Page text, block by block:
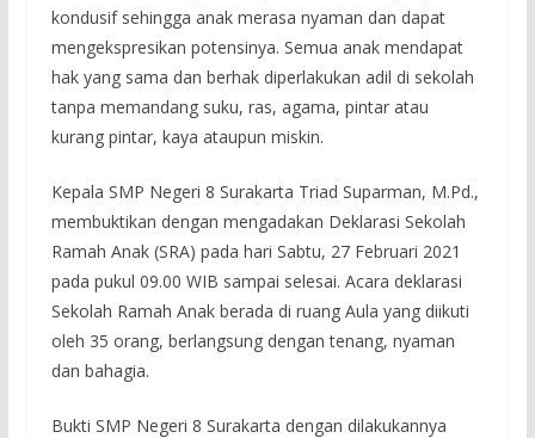
kondusif sehingga anak merasa nyaman dan dapat
mengekspresikan potensinya. Semua anak mendapat
hak yang sama dan berhak diperlakukan adil di sekolah
tanpa memandang suku, ras, agama, pintar atau
kurang pintar, kaya ataupun miskin.
Kepala SMP Negeri 8 Surakarta Triad Suparman, M.Pd.,
membuktikan dengan mengadakan Deklarasi Sekolah
Ramah Anak (SRA) pada hari Sabtu, 27 Februari 2021
pada pukul 09.00 WIB sampai selesai. Acara deklarasi
Sekolah Ramah Anak berada di ruang Aula yang diikuti
oleh 35 orang, berlangsung dengan tenang, nyaman
dan bahagia.
Bukti SMP Negeri 8 Surakarta dengan dilakukannya